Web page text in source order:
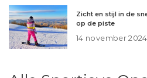
Zicht en stijl in de
op de piste
14 november 2024